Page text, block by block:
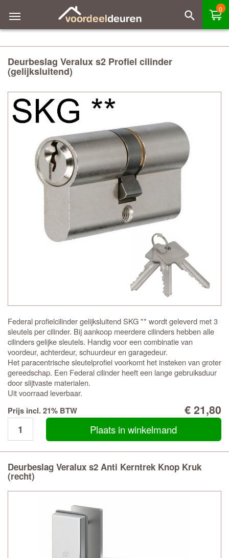
0
Deurbeslag Veralux s2 Profiel cilinder
(gelijksluitend)
Federal profielcilinder gelijksluitend SKG ** wordt geleverd met 3
sleutels per cilinder. Bij aankoop meerdere cilinders hebben alle
cilinders gelijke sleutels. Handig voor een combinatie van
voordeur, achterdeur, schuurdeur en garagedeur.
Het paracentrische sleutelprofiel voorkomt het insteken van groter
gereedschap. Een Federal cilinder heeft een lange gebruiksduur
door slijtvaste materialen.
Uit voorraad leverbaar.
Prijs incl. 21% BTW
€ 21,80
Plaats in winkelmand
Deurbeslag Veralux s2 Anti Kerntrek Knop Kruk
(recht)